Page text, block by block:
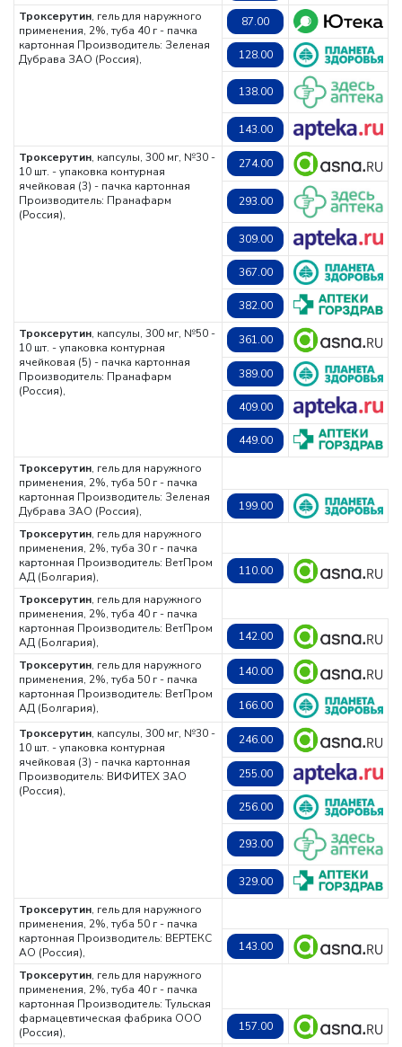
Троксерутин, гель для наружного
применения, 2%, туба 40 г - пачка
картонная Производитель: Зеленая
Дубрава ЗАО (Россия),
87.00
128.00
138.00
143.00
Троксерутин, капсулы, 300 мг, №30 -
10 шт. - упаковка контурная
ячейковая (3) - пачка картонная
Производитель: Пранафарм
(Россия),
274.00
293.00
309.00
367.00
382.00
Троксерутин, капсулы, 300 мг, №50 -
10 шт. - упаковка контурная
ячейковая (5) - пачка картонная
Производитель: Пранафарм
(Россия),
361.00
389.00
409.00
449.00
Троксерутин, гель для наружного
применения, 2%, туба 50 г - пачка
картонная Производитель: Зеленая
Дубрава ЗАО (Россия),
199.00
Троксерутин, гель для наружного
применения, 2%, туба 30 г - пачка
картонная Производитель: ВетПром
АД (Болгария),
110.00
Троксерутин, гель для наружного
применения, 2%, туба 40 г - пачка
картонная Производитель: ВетПром
АД (Болгария),
142.00
Троксерутин, гель для наружного
применения, 2%, туба 50 г - пачка
картонная Производитель: ВетПром
АД (Болгария),
140.00
166.00
Троксерутин, капсулы, 300 мг, №30 -
10 шт. - упаковка контурная
ячейковая (3) - пачка картонная
Производитель: ВИФИТЕХ ЗАО
(Россия),
246.00
255.00
256.00
293.00
329.00
Троксерутин, гель для наружного
применения, 2%, туба 50 г - пачка
картонная Производитель: ВЕРТЕКС
АО (Россия),
143.00
Троксерутин, гель для наружного
применения, 2%, туба 40 г - пачка
картонная Производитель: Тульская
фармацевтическая фабрика ООО
(Россия),
157.00